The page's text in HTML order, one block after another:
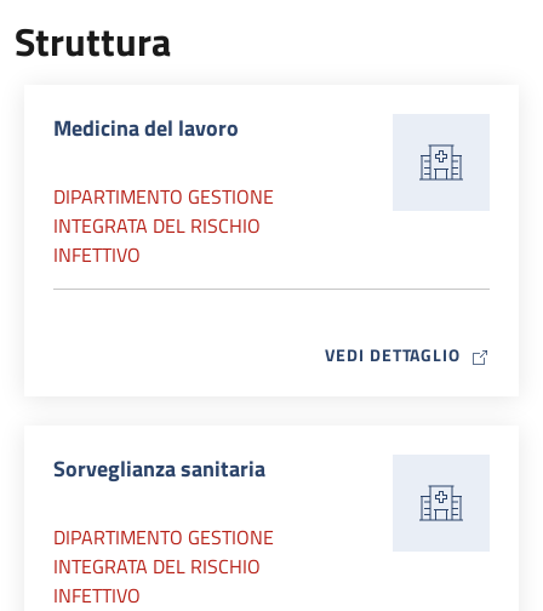
Struttura
Medicina del lavoro
DIPARTIMENTO GESTIONE
INTEGRATA DEL RISCHIO
INFETTIVO
VEDI DETTAGLIO MAP ICON
Sorveglianza sanitaria
DIPARTIMENTO GESTIONE
INTEGRATA DEL RISCHIO
INFETTIVO